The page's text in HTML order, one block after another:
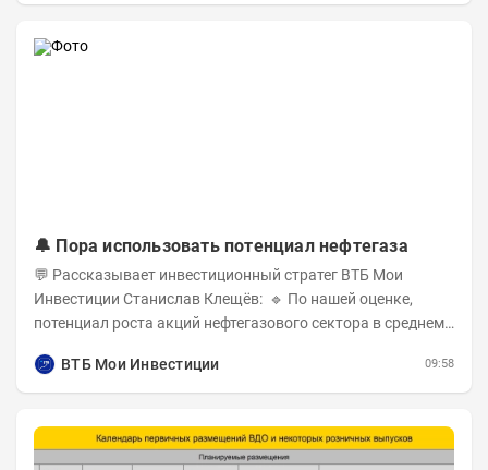
🔔 Пора использовать потенциал нефтегаза
💬 Рассказывает инвестиционный стратег ВТБ Мои
Инвестиции Станислав Клещёв: 🔹 По нашей оценке,
потенциал роста акций нефтегазового сектора в среднем
ВТБ Мои Инвестиции
09:58